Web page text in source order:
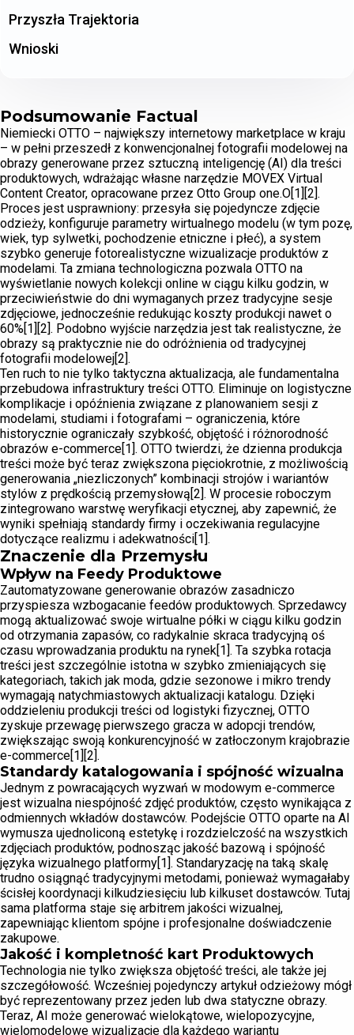
Podsumowanie Factual
Niemiecki OTTO – największy internetowy marketplace w kraju
– w pełni przeszedł z konwencjonalnej fotografii modelowej na
obrazy generowane przez sztuczną inteligencję (AI) dla treści
produktowych, wdrażając własne narzędzie MOVEX Virtual
Content Creator, opracowane przez Otto Group one.O[1][2].
Proces jest usprawniony: przesyła się pojedyncze zdjęcie
odzieży, konfiguruje parametry wirtualnego modelu (w tym pozę,
wiek, typ sylwetki, pochodzenie etniczne i płeć), a system
szybko generuje fotorealistyczne wizualizacje produktów z
modelami. Ta zmiana technologiczna pozwala OTTO na
wyświetlanie nowych kolekcji online w ciągu kilku godzin, w
przeciwieństwie do dni wymaganych przez tradycyjne sesje
zdjęciowe, jednocześnie redukując koszty produkcji nawet o
60%[1][2]. Podobno wyjście narzędzia jest tak realistyczne, że
obrazy są praktycznie nie do odróżnienia od tradycyjnej
fotografii modelowej[2].
Ten ruch to nie tylko taktyczna aktualizacja, ale fundamentalna
przebudowa infrastruktury treści OTTO. Eliminuje on logistyczne
komplikacje i opóźnienia związane z planowaniem sesji z
modelami, studiami i fotografami – ograniczenia, które
historycznie ograniczały szybkość, objętość i różnorodność
obrazów e-commerce[1]. OTTO twierdzi, że dzienna produkcja
treści może być teraz zwiększona pięciokrotnie, z możliwością
generowania „niezliczonych” kombinacji strojów i wariantów
stylów z prędkością przemysłową[2]. W procesie roboczym
zintegrowano warstwę weryfikacji etycznej, aby zapewnić, że
wyniki spełniają standardy firmy i oczekiwania regulacyjne
dotyczące realizmu i adekwatności[1].
Znaczenie dla Przemysłu
Wpływ na Feedy Produktowe
Zautomatyzowane generowanie obrazów zasadniczo
przyspiesza wzbogacanie feedów produktowych. Sprzedawcy
mogą aktualizować swoje wirtualne półki w ciągu kilku godzin
od otrzymania zapasów, co radykalnie skraca tradycyjną oś
czasu wprowadzania produktu na rynek[1]. Ta szybka rotacja
treści jest szczególnie istotna w szybko zmieniających się
kategoriach, takich jak moda, gdzie sezonowe i mikro trendy
wymagają natychmiastowych aktualizacji katalogu. Dzięki
oddzieleniu produkcji treści od logistyki fizycznej, OTTO
zyskuje przewagę pierwszego gracza w adopcji trendów,
zwiększając swoją konkurencyjność w zatłoczonym krajobrazie
e-commerce[1][2].
Standardy katalogowania i spójność wizualna
Jednym z powracających wyzwań w modowym e-commerce
jest wizualna niespójność zdjęć produktów, często wynikająca z
odmiennych wkładów dostawców. Podejście OTTO oparte na AI
wymusza ujednoliconą estetykę i rozdzielczość na wszystkich
zdjęciach produktów, podnosząc jakość bazową i spójność
języka wizualnego platformy[1]. Standaryzację na taką skalę
trudno osiągnąć tradycyjnymi metodami, ponieważ wymagałaby
ścisłej koordynacji kilkudziesięciu lub kilkuset dostawców. Tutaj
sama platforma staje się arbitrem jakości wizualnej,
zapewniając klientom spójne i profesjonalne doświadczenie
zakupowe.
Jakość i kompletność kart Produktowych
Technologia nie tylko zwiększa objętość treści, ale także jej
szczegółowość. Wcześniej pojedynczy artykuł odzieżowy mógł
być reprezentowany przez jeden lub dwa statyczne obrazy.
Teraz, AI może generować wielokątowe, wielopozycyjne,
wielomodelowe wizualizacje dla każdego wariantu
Przyszła Trajektoria
Wnioski